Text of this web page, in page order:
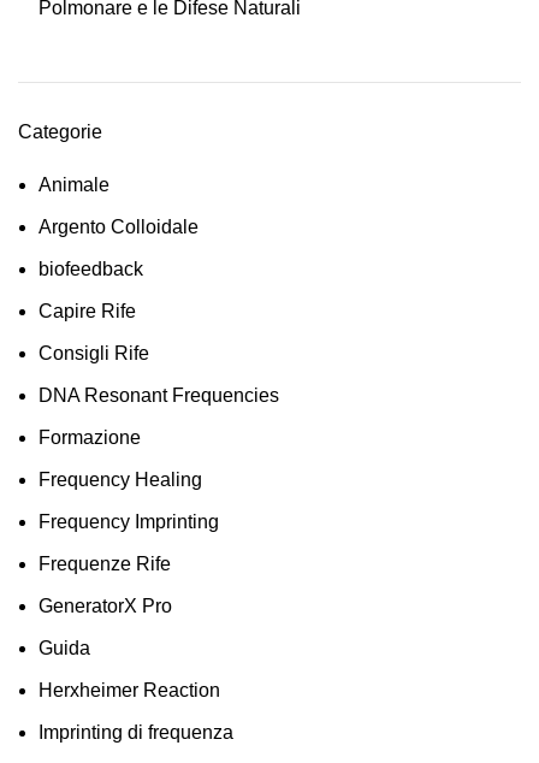
Polmonare e le Difese Naturali
Categorie
Animale
Argento Colloidale
biofeedback
Capire Rife
Consigli Rife
DNA Resonant Frequencies
Formazione
Frequency Healing
Frequency Imprinting
Frequenze Rife
GeneratorX Pro
Guida
Herxheimer Reaction
Imprinting di frequenza